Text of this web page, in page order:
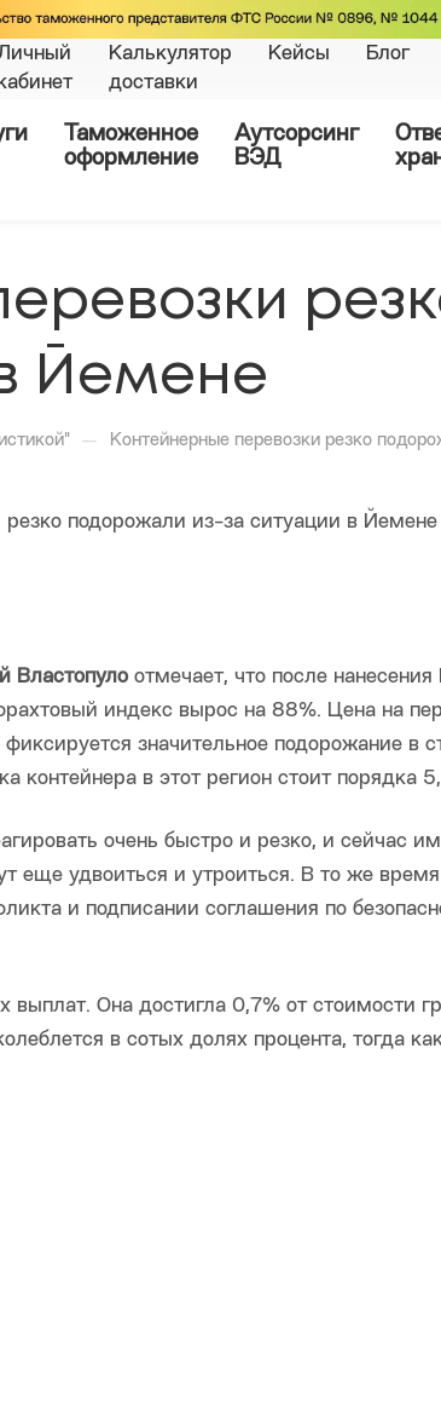
Калькулятор
доставки
Кейсы Блог
Таможенное
оформление
Аутсорсинг
ВЭД
Йемене
— Контейнерные перевозки резко
й Властопуло отмечает, что после
индекс вырос на 88%. Цена на
значительное подорожание в
контейнера в этот регион стоит порядка
очень быстро и резко, и сейчас
еще удвоиться и утроиться. В то же время
и подписании соглашения по
Она достигла 0,7% от стоимости
в сотых долях процента, тогда